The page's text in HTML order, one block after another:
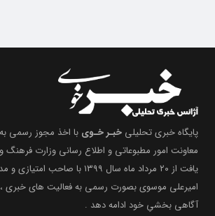
پایگاه خبری تحلیلی خبـر خـوی
معاونت امور مطبوعاتی و اطلاع رسانی وزارت فرهنگ
یافت از ۲۰ مرداد ماه سال ۱۳۹۹ با
امیرعلی موسوی بصورت رسمی به فعالیت های خبری ،
آگاهی بخشیِ خود ادامه دهد .